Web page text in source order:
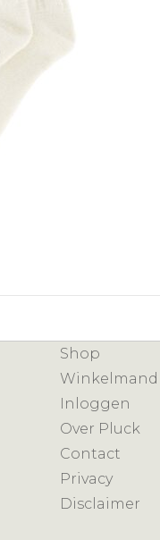
Shop
Winkelmand
Inloggen
Over Pluck
Contact
Privacy
Disclaimer